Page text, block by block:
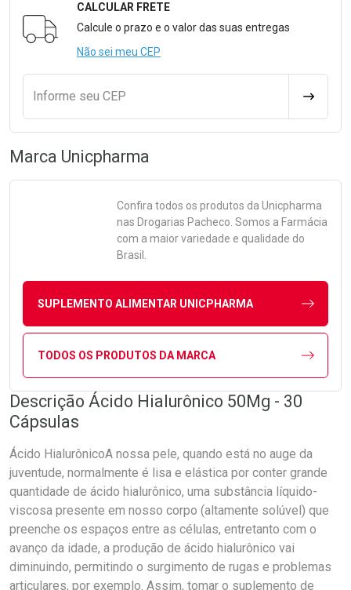
Formulário para Calcular o Frete
CALCULAR FRETE
Calcule o prazo e o valor das suas entregas
Não sei meu CEP
Informe seu CEP
Marca Unicpharma
Confira todos os produtos da Unicpharma
nas Drogarias Pacheco. Somos a Farmácia
com a maior variedade e qualidade do
Brasil.
SUPLEMENTO ALIMENTAR UNICPHARMA
TODOS OS PRODUTOS DA MARCA
Descrição Ácido Hialurônico 50Mg - 30
Cápsulas
Ácido HialurônicoA nossa pele, quando está no auge da
juventude, normalmente é lisa e elástica por conter grande
quantidade de ácido hialurônico, uma substância líquido-
viscosa presente em nosso corpo (altamente solúvel) que
preenche os espaços entre as células, entretanto com o
avanço da idade, a produção de ácido hialurônico vai
diminuindo, permitindo o surgimento de rugas e problemas
articulares, por exemplo. Assim, tomar o suplemento de